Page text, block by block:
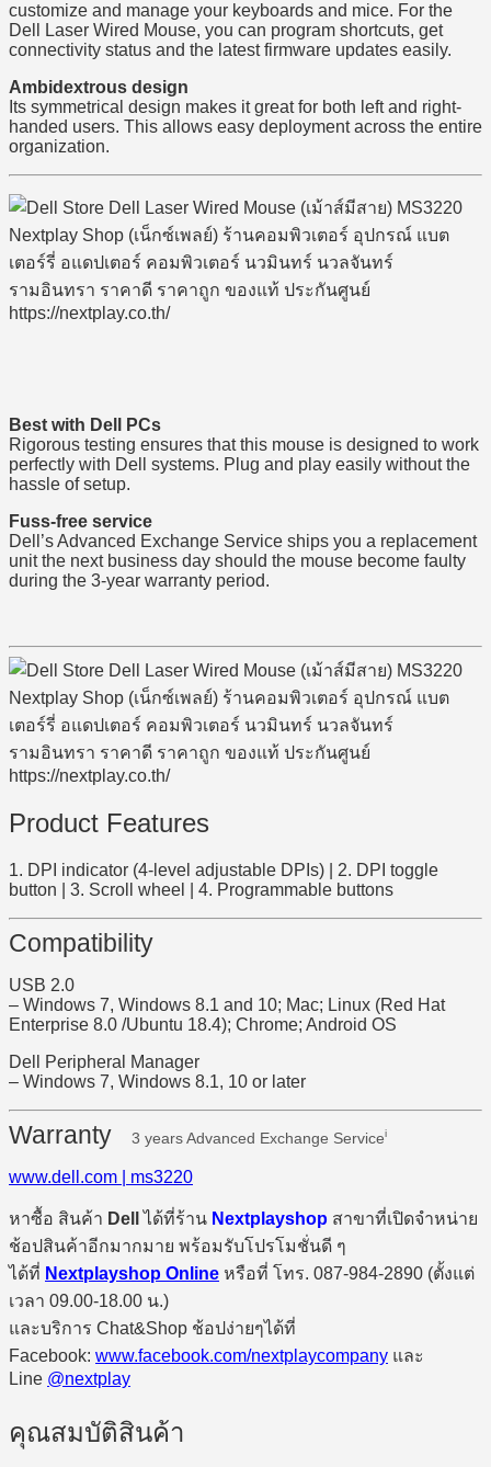
customize and manage your keyboards and mice. For the
Dell Laser Wired Mouse, you can program shortcuts, get
connectivity status and the latest firmware updates easily.
Ambidextrous design
Its symmetrical design makes it great for both left and right-
handed users. This allows easy deployment across the entire
organization.
Best with Dell PCs
Rigorous testing ensures that this mouse is designed to work
perfectly with Dell systems. Plug and play easily without the
hassle of setup.
Fuss-free service
Dell’s Advanced Exchange Service ships you a replacement
unit the next business day should the mouse become faulty
during the 3-year warranty period.
Product Features
1. DPI indicator (4-level adjustable DPIs) | 2. DPI toggle
button | 3. Scroll wheel | 4. Programmable buttons
Compatibility
USB 2.0
– Windows 7, Windows 8.1 and 10; Mac; Linux (Red Hat
Enterprise 8.0 /Ubuntu 18.4); Chrome; Android OS
Dell Peripheral Manager
– Windows 7, Windows 8.1, 10 or later​
Warranty 3 years Advanced Exchange Servicei
www.dell.com | ms3220
หาซื้อ สินค้า Dell ได้ที่ร้าน Nextplayshop สาขาที่เปิดจำหน่าย
ช้อปสินค้าอีกมากมาย พร้อมรับโปรโมชั่นดี ๆ
ได้ที่ Nextplayshop Online หรือที่ โทร. 087-984-2890 (ตั้งแต่
เวลา 09.00-18.00 น.)
และบริการ Chat&Shop ช้อปง่ายๆได้ที่
Facebook: www.facebook.com/nextplaycompany และ
Line @nextplay
คุณสมบัติสินค้า